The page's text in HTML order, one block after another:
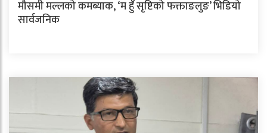
मौसमी मल्लको कमब्याक, ‘म हुँ सृष्टिको फक्ताङलुङ’ भिडियो
सार्वजनिक